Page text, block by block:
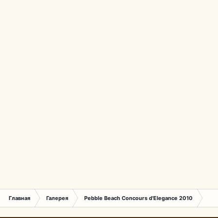
Главная Галерея Pebble Beach Concours d'Elegance 2010